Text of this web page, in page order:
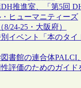
推進室、「第5回
ヒューマニティーズ
24-25・大阪府）
イベント「本のタイ
書館の連合体PALCI
評価のためのガイド